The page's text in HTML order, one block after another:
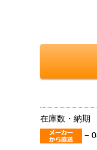
在庫数・納期
−